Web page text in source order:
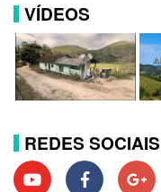
VÍDEOS
REDES SOCIAIS